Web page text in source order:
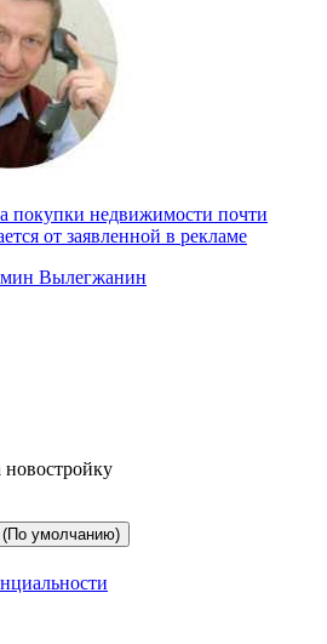
покупки недвижимости почти
от заявленной в рекламе
Вылегжанин
(По умолчанию)